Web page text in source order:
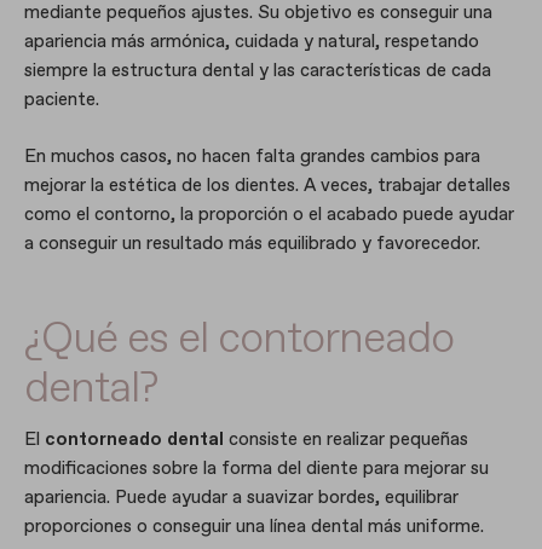
mediante pequeños ajustes. Su objetivo es conseguir una
apariencia más armónica, cuidada y natural, respetando
siempre la estructura dental y las características de cada
paciente.
En muchos casos, no hacen falta grandes cambios para
mejorar la estética de los dientes. A veces, trabajar detalles
como el contorno, la proporción o el acabado puede ayudar
a conseguir un resultado más equilibrado y favorecedor.
¿Qué es el contorneado
dental?
El contorneado dental consiste en realizar pequeñas
modificaciones sobre la forma del diente para mejorar su
apariencia. Puede ayudar a suavizar bordes, equilibrar
proporciones o conseguir una línea dental más uniforme.